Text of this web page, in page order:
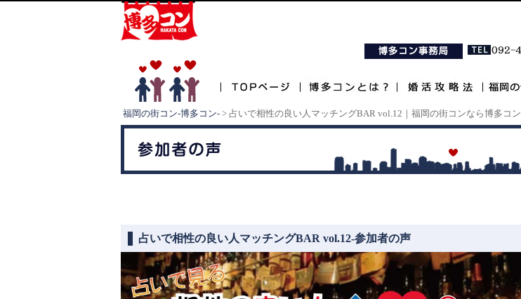
福岡の街コン-博多コン- > 占いで相性の良い人マッチングBAR vol.12｜福岡の街コンなら博多コン
占いで相性の良い人マッチングBAR vol.12-参加者の声